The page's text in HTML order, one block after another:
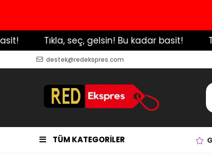
️ Tıkla, seç, gelsin! Bu kadar basit!
destek@redekspres.com
TÜM KATEGORİLER